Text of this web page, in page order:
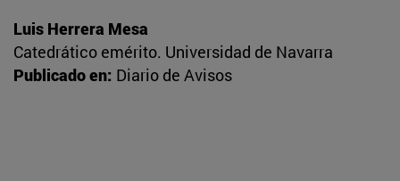
Luis Herrera Mesa
Catedrático emérito. Universidad de Navarra
Publicado en: Diario de Avisos